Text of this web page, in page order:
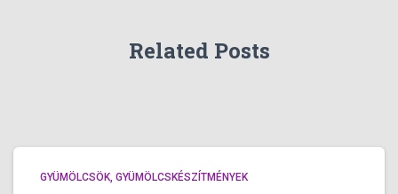
Related Posts
GYÜMÖLCSÖK, GYÜMÖLCSKÉSZÍTMÉNYEK